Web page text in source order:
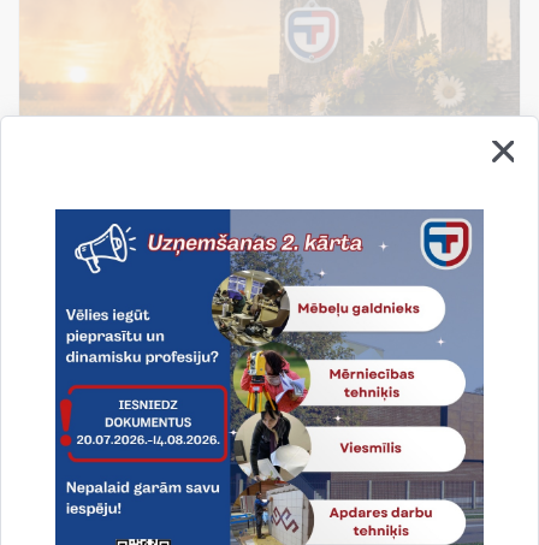
Līgo svētki - tas ir laiks, kad apstājamies, atskatamies
un novērtējam to, kas patiesi svarīgs: ģimene,
draudzība un piederība savai zemei.
19.06.2026.